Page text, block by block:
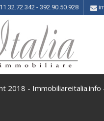
- 392.90.50.928
2018 - Immobiliareitalia.info